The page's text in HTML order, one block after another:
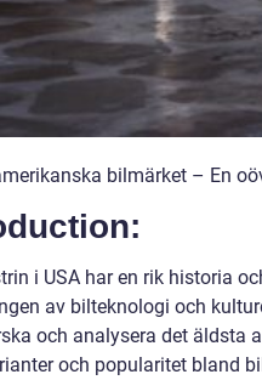
bilmärket – En
i USA har en rik historia
av bilteknologi och
och analysera det äldsta
och popularitet bland